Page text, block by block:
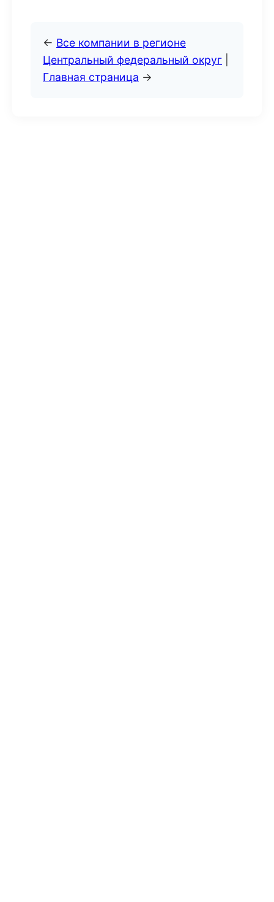
← Все компании в регионе
Центральный федеральный округ
Главная страница →